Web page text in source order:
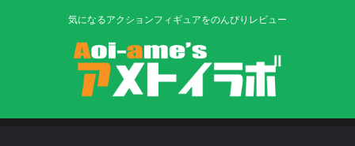
気になるアクションフィギュアをのんびりレビュー